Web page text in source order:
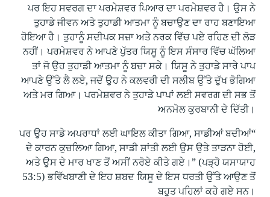
ਪਰ ਇਹ ਸਵਰਗ ਦਾ ਪਰਮੇਸ਼ਵਰ ਪਿਆਰ ਦਾ ਪਰਮੇਸ਼ਵਰ ਹੈ। ਉਸ ਨੇ
ਤੁਹਾਡੇ ਜੀਵਨ ਅਤੇ ਤੁਹਾਡੀ ਆਤਮਾ ਨੂੰ ਬਚਾਉਣ ਦਾ ਰਾਹ ਬਣਾਇਆ
ਹੋਇਆ ਹੈ। ਤੁਹਾਨੂੰ ਸਦੀਪਕ ਸਜ਼ਾ ਅਤੇ ਨਰਕ ਵਿੱਚ ਪਏ ਰਹਿਣ ਦੀ ਲੋੜ
ਨਹੀਂ। ਪਰਮੇਸ਼ਵਰ ਨੇ ਆਪਣੇ ਪੁੱਤਰ ਯਿਸੂ ਨੂੰ ਇਸ ਸੰਸਾਰ ਵਿੱਚ ਘੱਲਿਆ
ਤਾਂ ਜੋ ਉਹ ਤੁਹਾਡੀ ਆਤਮਾ ਨੂੰ ਬਚਾ ਸਕੇ। ਯਿਸੂ ਨੇ ਤੁਹਾਡੇ ਸਾਰੇ ਪਾਪ
ਆਪਣੇ ਉੱਤੇ ਲੈ ਲਏ, ਜਦੋਂ ਉਹ ਨੇ ਕਲਵਰੀ ਦੀ ਸਲੀਬ ਉੱਤੇ ਦੁੱਖ ਭੋਗਿਆ
ਅਤੇ ਮਰ ਗਿਆ। ਪਰਮੇਸ਼ਵਰ ਨੇ ਤੁਹਾਡੇ ਪਾਪਾਂ ਲਈ ਸਵਰਗ ਦੀ ਸਭ ਤੋਂ
ਅਨਮੋਲ ਕੁਰਬਾਨੀ ਦੇ ਦਿੱਤੀ।
“ਪਰ ਉਹ ਸਾਡੇ ਅਪਰਾਧਾਂ ਲਈ ਘਾਇਲ ਕੀਤਾ ਗਿਆ, ਸਾਡੀਆਂ ਬਦੀਆਂ
ਦੇ ਕਾਰਨ ਕੁਚਲਿਆ ਗਿਆ, ਸਾਡੀ ਸ਼ਾਂਤੀ ਲਈ ਉਸ ਉਤੇ ਤਾੜਨਾ ਹੋਈ,
ਅਤੇ ਉਸ ਦੇ ਮਾਰ ਖਾਣ ਤੋਂ ਅਸੀਂ ਨਰੋਏ ਕੀਤੇ ਗਏ।” (ਪੜ੍ਹੋ ਯਸਾਯਾਹ
53:5) ਭਵਿੱਖਬਾਣੀ ਦੇ ਇਹ ਸ਼ਬਦ ਯਿਸੂ ਦੇ ਇਸ ਧਰਤੀ ਉੱਤੇ ਆਉਣ ਤੋਂ
ਬਹੁਤ ਪਹਿਲਾਂ ਕਹੇ ਗਏ ਸਨ।